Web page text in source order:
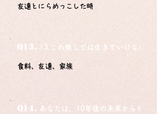
友達とにらめっこした時
Q13. 13.これ無しでは生きていけないモ
食料、友達、家族
Q14. あなたは、10年後の未来からやっ